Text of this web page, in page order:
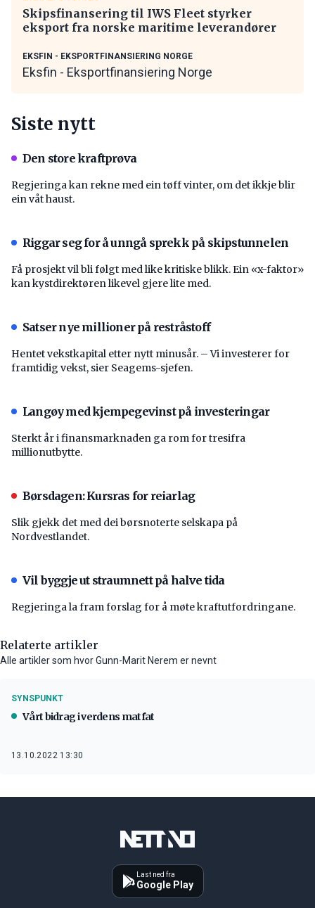
Skipsfinansering til IWS Fleet styrker
eksport fra norske maritime leverandører
EKSFIN - EKSPORTFINANSIERING NORGE
Eksfin - Eksportfinansiering Norge
Siste nytt
Den store kraftprøva
Regjeringa kan rekne med ein tøff vinter, om det ikkje blir
ein våt haust.
Riggar seg for å unngå sprekk på skipstunnelen
Få prosjekt vil bli følgt med like kritiske blikk. Ein «x-faktor»
kan kystdirektøren likevel gjere lite med.
Satser nye millioner på restråstoff
Hentet vekstkapital etter nytt minusår. – Vi investerer for
framtidig vekst, sier Seagems-sjefen.
Langøy med kjempegevinst på investeringar
Sterkt år i finansmarknaden ga rom for tresifra
millionutbytte.
Børsdagen: Kursras for reiarlag
Slik gjekk det med dei børsnoterte selskapa på
Nordvestlandet.
Vil byggje ut straumnett på halve tida
Regjeringa la fram forslag for å møte kraftutfordringane.
Relaterte artikler
Alle artikler som hvor Gunn-Marit Nerem er nevnt
SYNSPUNKT
Vårt bidrag i verdens matfat
13.10.2022 13:30
Last ned fra
Google Play